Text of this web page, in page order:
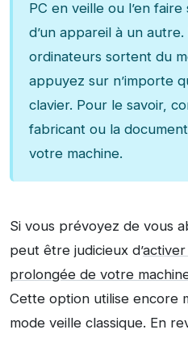
PC en veille ou l’en
d’un appareil à un
ordinateurs sortent du
appuyez sur n’importe
clavier. Pour le savoir,
fabricant ou la
votre machine.
Si vous prévoyez de vous
peut être judicieux d’activer
prolongée de votre
Cette option utilise encore
mode veille classique. En